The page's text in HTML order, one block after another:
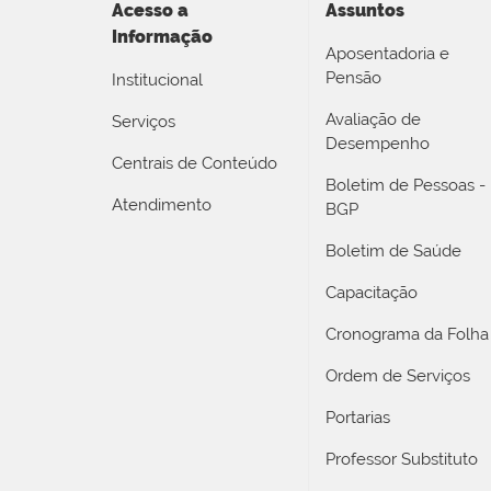
Acesso a
Informação
Institucional
Serviços
Centrais de Conteúdo
Atendimento
Assuntos
Aposentadoria e
Pensão
Avaliação de
Desempenho
Boletim de Pessoas -
BGP
Boletim de Saúde
Capacitação
Cronograma da Folha
Ordem de Serviços
Portarias
Professor Substituto